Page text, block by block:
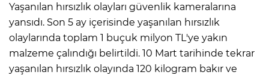
Yaşanılan hırsızlık olayları güvenlik kameralarına
yansıdı. Son 5 ay içerisinde yaşanılan hırsızlık
olaylarında toplam 1 buçuk milyon TL'ye yakın
malzeme çalındığı belirtildi. 10 Mart tarihinde tekrar
yaşanılan hırsızlık olayında 120 kilogram bakır ve